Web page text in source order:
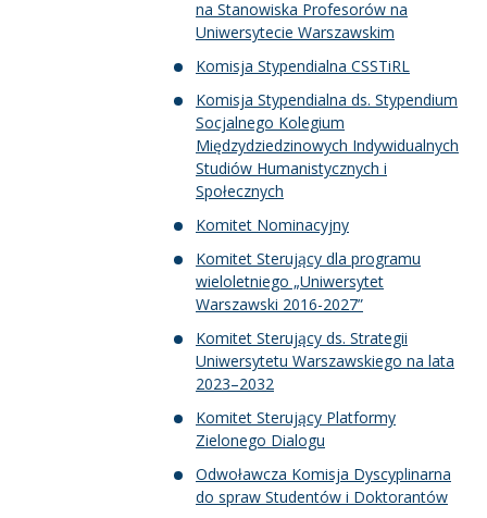
na Stanowiska Profesorów na
Uniwersytecie Warszawskim
Komisja Stypendialna CSSTiRL
Komisja Stypendialna ds. Stypendium
Socjalnego Kolegium
Międzydziedzinowych Indywidualnych
Studiów Humanistycznych i
Społecznych
Komitet Nominacyjny
Komitet Sterujący dla programu
wieloletniego „Uniwersytet
Warszawski 2016-2027”
Komitet Sterujący ds. Strategii
Uniwersytetu Warszawskiego na lata
2023–2032
Komitet Sterujący Platformy
Zielonego Dialogu
Odwoławcza Komisja Dyscyplinarna
do spraw Studentów i Doktorantów